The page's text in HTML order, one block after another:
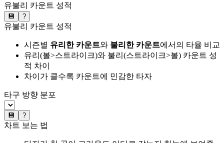
유불리 카운트 성적
💾 ?
유불리 카운트 성적
시즌별 유리한 카운트와 불리한 카운트에서의 타율 비교
유리(볼>스트라이크)와 불리(스트라이크>볼) 카운트 성
적 차이
차이가 클수록 카운트에 민감한 타자
타구 방향 분포
💾 ?
차트 보는 법